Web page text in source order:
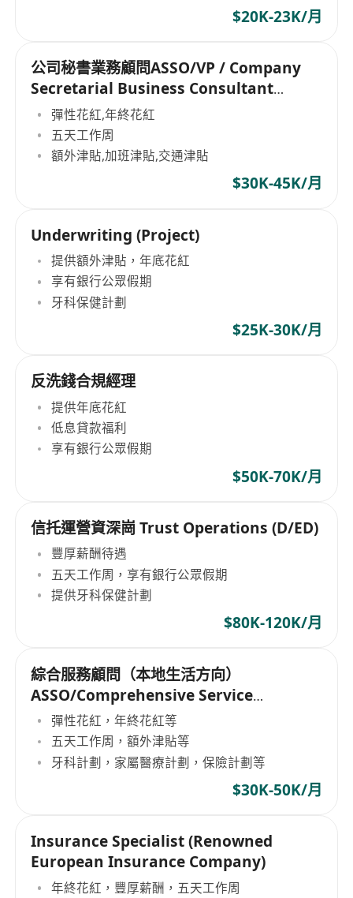
$20K-23K/月
公司秘書業務顧問ASSO/VP / Company
Secretarial Business Consultant
ASSO/VP
彈性花紅,年終花紅
五天工作周
額外津貼,加班津貼,交通津貼
$30K-45K/月
Underwriting (Project)
提供額外津貼，年底花紅
享有銀行公眾假期
牙科保健計劃
$25K-30K/月
反洗錢合規經理
提供年底花紅
低息貸款福利
享有銀行公眾假期
$50K-70K/月
信托運營資深崗 Trust Operations (D/ED)
豐厚薪酬待遇
五天工作周，享有銀行公眾假期
提供牙科保健計劃
$80K-120K/月
綜合服務顧問（本地生活方向）
ASSO/Comprehensive Service
Consultant (Local Lifestyle) ASSO
彈性花紅，年終花紅等
五天工作周，額外津貼等
牙科計劃，家屬醫療計劃，保險計劃等
$30K-50K/月
Insurance Specialist (Renowned
European Insurance Company)
年終花紅，豐厚薪酬，五天工作周